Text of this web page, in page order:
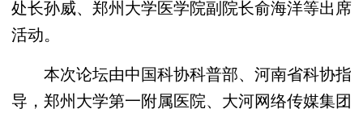
处长孙威、郑州大学医学院副院长俞海洋等出席
活动。
本次论坛由中国科协科普部、河南省科协指
导，郑州大学第一附属医院、大河网络传媒集团